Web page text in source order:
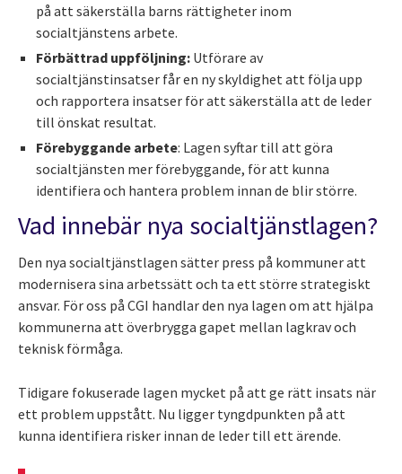
på att säkerställa barns rättigheter inom
socialtjänstens arbete.
Förbättrad uppföljning: Utförare av
socialtjänstinsatser får en ny skyldighet att följa upp
och rapportera insatser för att säkerställa att de leder
till önskat resultat.
Förebyggande arbete: Lagen syftar till att göra
socialtjänsten mer förebyggande, för att kunna
identifiera och hantera problem innan de blir större.
Vad innebär nya socialtjänstlagen?
Den nya socialtjänstlagen sätter press på kommuner att
modernisera sina arbetssätt och ta ett större strategiskt
ansvar. För oss på CGI handlar den nya lagen om att hjälpa
kommunerna att överbrygga gapet mellan lagkrav och
teknisk förmåga.
Tidigare fokuserade lagen mycket på att ge rätt insats när
ett problem uppstått. Nu ligger tyngdpunkten på att
kunna identifiera risker innan de leder till ett ärende.